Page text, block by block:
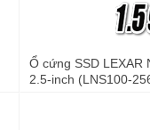
Ổ cứng SSD LEXAR
2.5-inch (LNS100-